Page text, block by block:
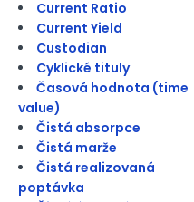
Current Ratio
Current Yield
Custodian
Cyklické tituly
Časová hodnota (time
value)
Čistá absorpce
Čistá marže
Čistá realizovaná
poptávka